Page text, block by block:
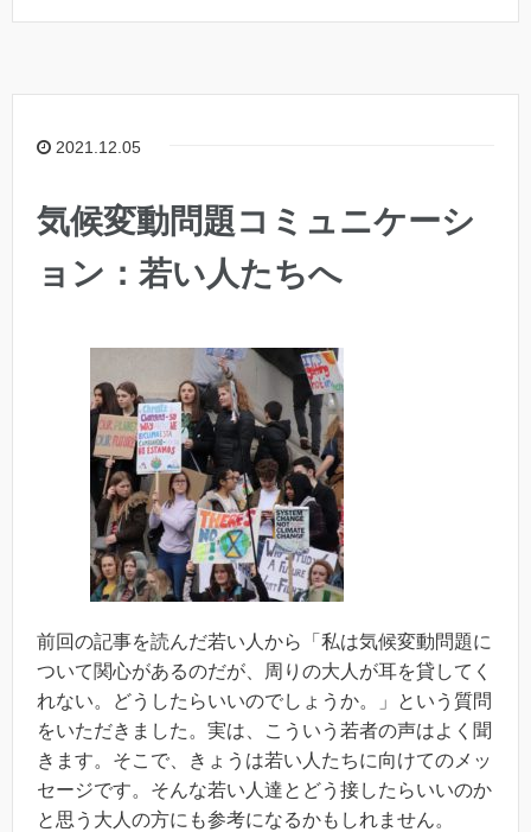
2021.12.05
気候変動問題コミュニケーシ
ョン：若い人たちへ
前回の記事を読んだ若い人から「私は気候変動問題に
ついて関心があるのだが、周りの大人が耳を貸してく
れない。どうしたらいいのでしょうか。」という質問
をいただきました。実は、こういう若者の声はよく聞
きます。そこで、きょうは若い人たちに向けてのメッ
セージです。そんな若い人達とどう接したらいいのか
と思う大人の方にも参考になるかもしれません。